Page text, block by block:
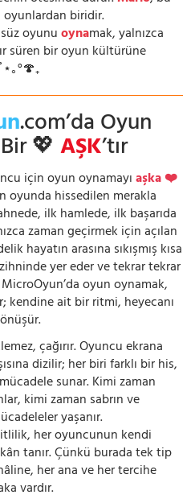
oyunlardan biridir.
oyunuoynamak, yalnızca
süren bir oyun kültürüne
｡°🍄₊
.com’da Oyun
💖AŞK’tır
için oyun oynamayıaşka ❤️
oyunda hissedilen merakla
ilk hamlede, ilk başarıda
zaman geçirmek için açılan
hayatın arasına sıkışmış kısa
yer eder ve tekrar tekrar
oyun oynamak,
kendine ait bir ritmi, heyecanı
çağırır. Oyuncu ekrana
dizilir; her biri farklı bir his,
sunar. Kimi zaman
kimi zaman sabrın ve
yaşanır.
her oyuncunun kendi
tanır. Çünkü burada tek tip
her ana ve her tercihe
vardır.